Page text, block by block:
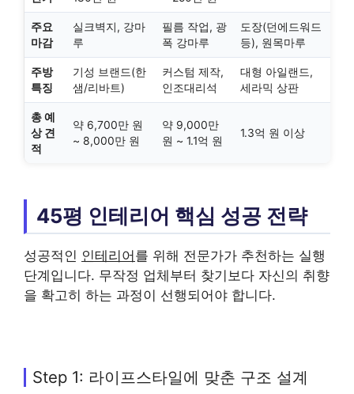
주요
마감
실크벽지, 강마
루
필름 작업, 광
폭 강마루
도장(던에드워드
등), 원목마루
주방
특징
기성 브랜드(한
샘/리바트)
커스텀 제작,
인조대리석
대형 아일랜드,
세라믹 상판
총 예
상 견
적
약 6,700만 원
~ 8,000만 원
약 9,000만
원 ~ 1.1억 원
1.3억 원 이상
45평 인테리어 핵심 성공 전략
성공적인 인테리어 를 위해 전문가가 추천하는 실행
단계입니다. 무작정 업체부터 찾기보다 자신의 취향
을 확고히 하는 과정이 선행되어야 합니다.
Step 1: 라이프스타일에 맞춘 구조 설계